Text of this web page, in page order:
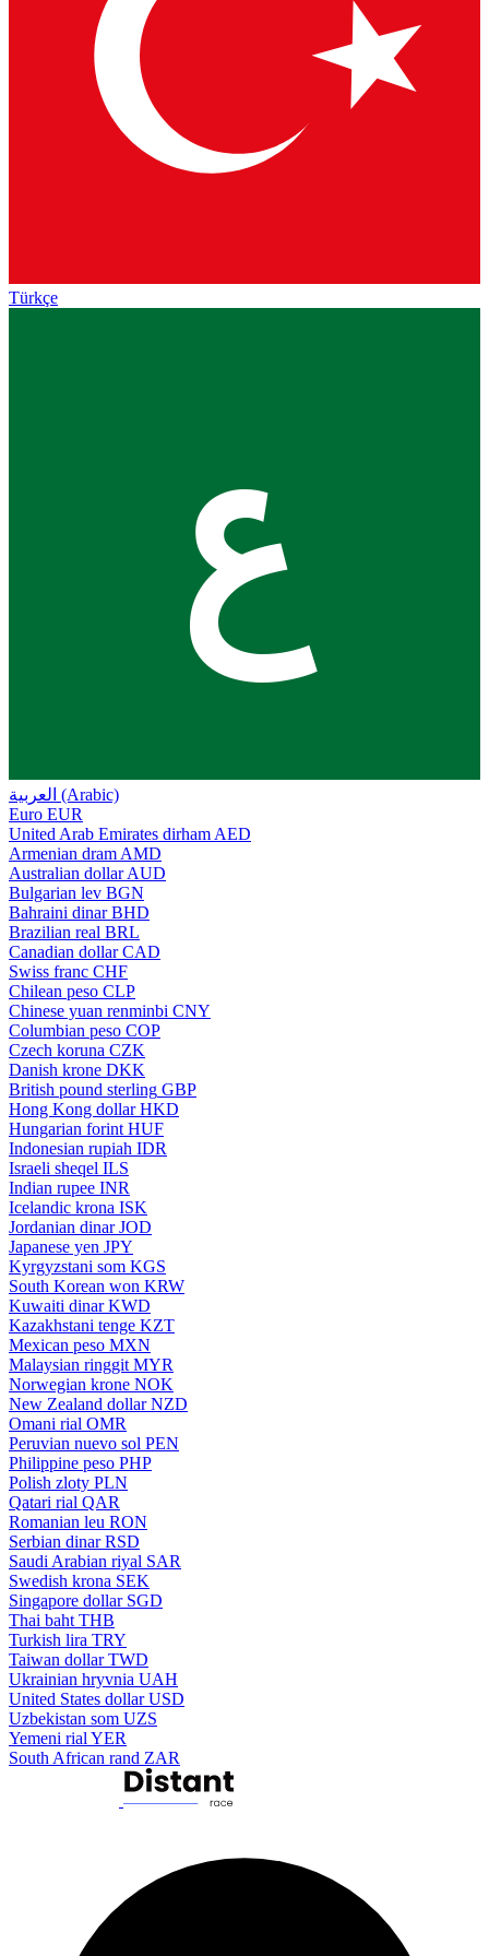
Türkçe
ع
العربية (Arabic)
Euro EUR
United Arab Emirates dirham AED
Armenian dram AMD
Australian dollar AUD
Bulgarian lev BGN
Bahraini dinar BHD
Brazilian real BRL
Canadian dollar CAD
Swiss franc CHF
Chilean peso CLP
Chinese yuan renminbi CNY
Columbian peso COP
Czech koruna CZK
Danish krone DKK
British pound sterling GBP
Hong Kong dollar HKD
Hungarian forint HUF
Indonesian rupiah IDR
Israeli sheqel ILS
Indian rupee INR
Icelandic krona ISK
Jordanian dinar JOD
Japanese yen JPY
Kyrgyzstani som KGS
South Korean won KRW
Kuwaiti dinar KWD
Kazakhstani tenge KZT
Mexican peso MXN
Malaysian ringgit MYR
Norwegian krone NOK
New Zealand dollar NZD
Omani rial OMR
Peruvian nuevo sol PEN
Philippine peso PHP
Polish zloty PLN
Qatari rial QAR
Romanian leu RON
Serbian dinar RSD
Saudi Arabian riyal SAR
Swedish krona SEK
Singapore dollar SGD
Thai baht THB
Turkish lira TRY
Taiwan dollar TWD
Ukrainian hryvnia UAH
United States dollar USD
Uzbekistan som UZS
Yemeni rial YER
South African rand ZAR